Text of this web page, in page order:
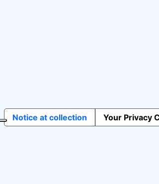
Notice at collection Your Privacy